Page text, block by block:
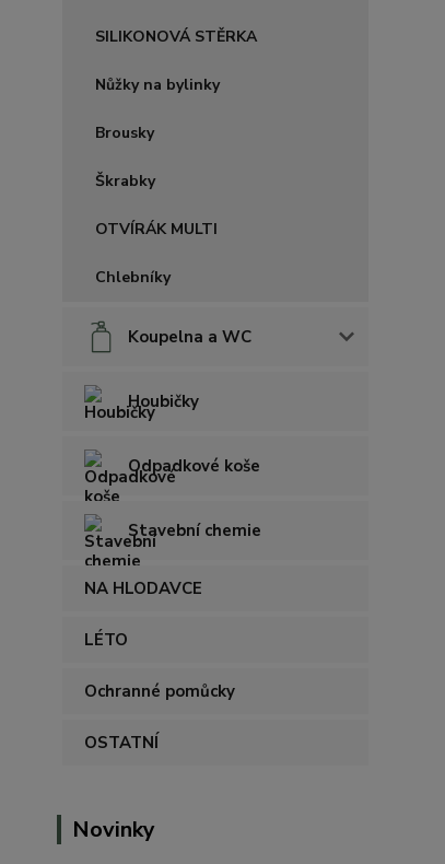
SILIKONOVÁ STĚRKA
Nůžky na bylinky
Brousky
Škrabky
OTVÍRÁK MULTI
Chlebníky
Koupelna a WC
Houbičky
Odpadkové koše
Stavební chemie
NA HLODAVCE
LÉTO
Ochranné pomůcky
OSTATNÍ
Novinky